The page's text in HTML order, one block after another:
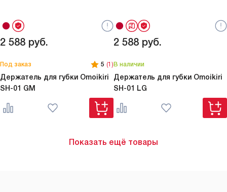
2 588 руб.
Под заказ 5 (1)
Держатель для губки Omoikiri
SH-01 GM
2 588 руб.
В наличии
Держатель для губки Omoikiri
SH-01 LG
Показать ещё товары